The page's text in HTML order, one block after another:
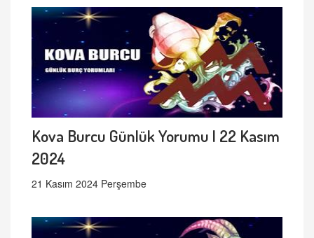
Kova Burcu Günlük Yorumu | 22 Kasım
2024
21 Kasım 2024 Perşembe